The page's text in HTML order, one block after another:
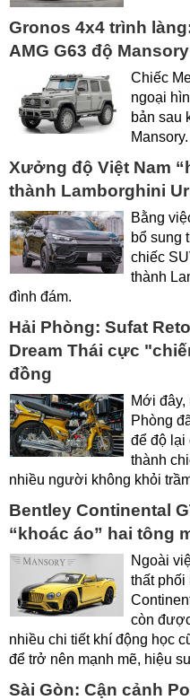
Gronos 4x4 trình
AMG G63 độ
Chiếc
ngoại
bản sau
Mansory.
Xưởng độ Việt Nam
thành Lamborghini
Bằng
bổ sung
chiếc
thành
đình đám.
Hải Phòng: Sufat
Dream Thái cực
đồng
Mới đây,
Phòng
để độ lại
thành
nhiều người không khỏi
Bentley Continental
“khoác áo” hai tông
Ngoài
thất phối
còn
nhiều chi tiết khí động học
để trở nên mạnh mẽ, hiệu
Sài Gòn: Cận cảnh